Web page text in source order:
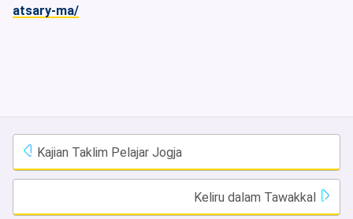
atsary-ma/
Kajian Taklim Pelajar Jogja
Keliru dalam Tawakkal